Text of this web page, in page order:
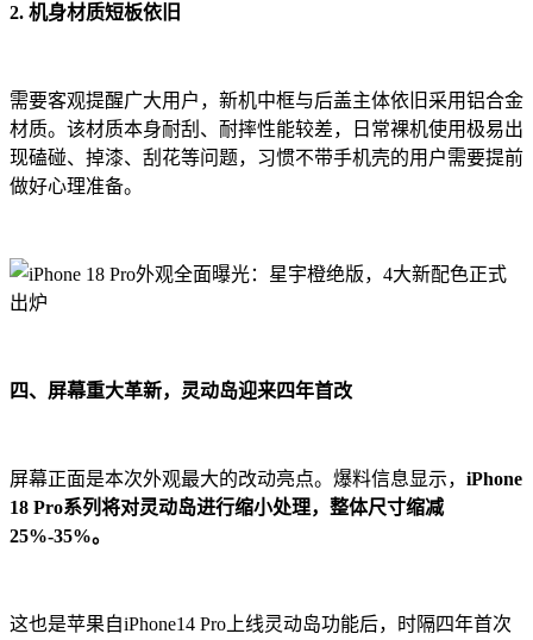
2. 机身材质短板依旧
需要客观提醒广大用户，新机中框与后盖主体依旧采用铝合金
材质。该材质本身耐刮、耐摔性能较差，日常裸机使用极易出
现磕碰、掉漆、刮花等问题，习惯不带手机壳的用户需要提前
做好心理准备。
四、屏幕重大革新，灵动岛迎来四年首改
屏幕正面是本次外观最大的改动亮点。爆料信息显示， iPhone
18 Pro系列将对灵动岛进行缩小处理，整体尺寸缩减
25%-35%。
这也是苹果自iPhone14 Pro上线灵动岛功能后，时隔四年首次